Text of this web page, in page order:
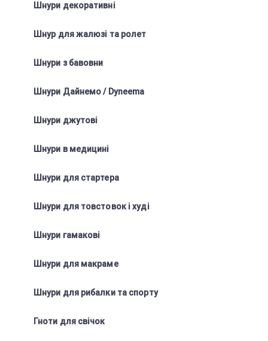
Шнури декоративні
Шнур для жалюзі та ролет
Шнури з бавовни
Шнури Дайнемо / Dyneema
Шнури джутові
Шнури в медицині
Шнури для стартера
Шнури для товстовок і худі
Шнури гамакові
Шнури для макраме
Шнури для рибалки та спорту
Гноти для свічок